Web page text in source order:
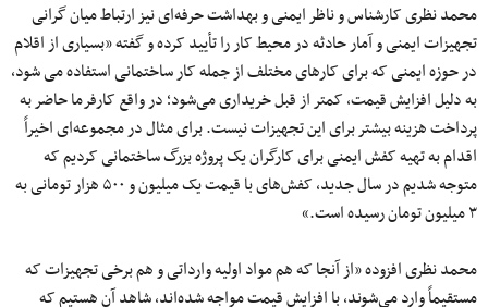
محمد نظری کارشناس و ناظر ایمنی و بهداشت حرفه‌ای نیز ارتباط میان گرانی
تجهیزات ایمنی و آمار حادثه در محیط کار را تأیید کرده و گفته «بسیاری از اقلام
در حوزه ایمنی که برای کارهای مختلف از جمله کار ساختمانی استفاده می شود،
به دلیل افزایش قیمت، کمتر از قبل خریداری می‌شود؛ در واقع کارفرما حاضر به
پرداخت هزینه بیشتر برای این تجهیزات نیست. برای مثال در مجموعه‌ای اخیراً
اقدام به تهیه کفش ایمنی برای کارگران یک پروژه بزرگ ساختمانی کردیم که
متوجه شدیم در سال جدید، کفش‌های با قیمت یک میلیون و ۵۰۰ هزار تومانی به
۳ میلیون تومان رسیده است.»
محمد نظری افزوده «از آنجا که هم مواد اولیه وارداتی و هم برخی تجهیزات که
مستقیماً وارد می‌شوند، با افزایش قیمت مواجه شده‌اند، شاهد آن هستیم که